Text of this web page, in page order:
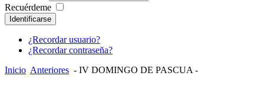
Recuérdeme
Identificarse
¿Recordar usuario?
¿Recordar contraseña?
Inicio Anteriores - IV DOMINGO DE PASCUA -